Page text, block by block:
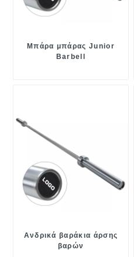
Μπάρα μπάρας Junior
Barbell
Ανδρικά βαράκια άρσης
βαρών